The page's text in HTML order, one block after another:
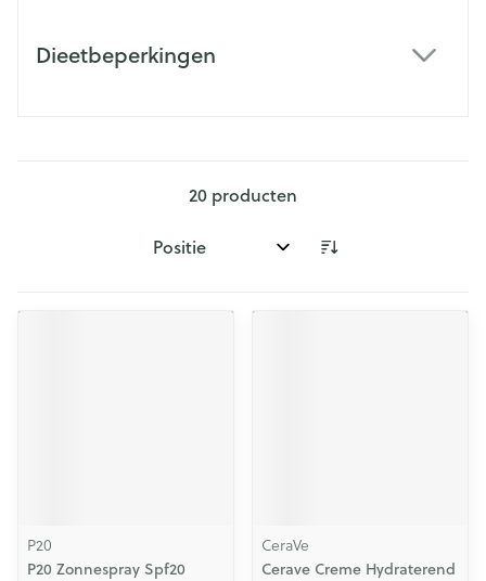
Dieetbeperkingen
20 producten
Sorteer op:
P20
P20 Zonnespray Spf20
CeraVe
Cerave Creme Hydraterend